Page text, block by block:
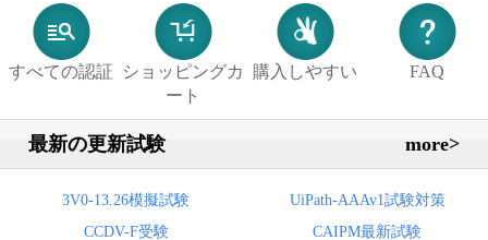
すべての認証
ショッピングカ
ート
購入しやすい FAQ
最新の更新試験 more>
3V0-13.26模擬試験
UiPath-AAAv1試験対策
CCDV-F受験
CAIPM最新試験